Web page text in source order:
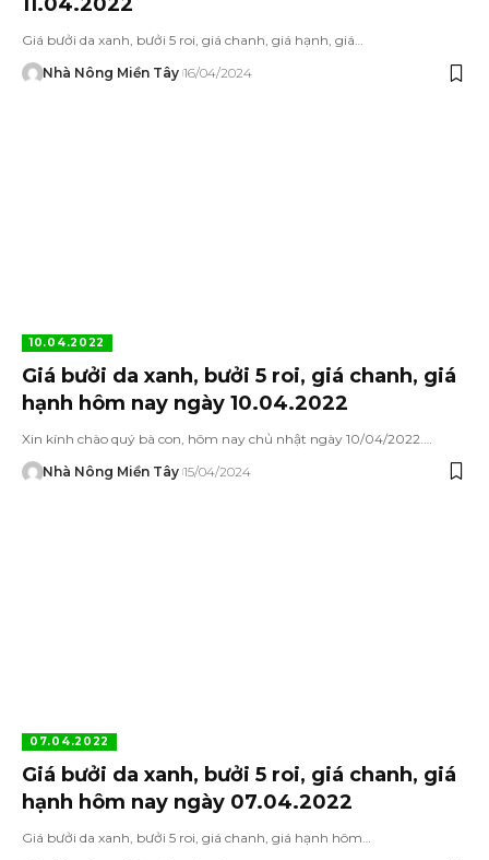
Giá bưởi da xanh, bưởi 5 roi, giá chanh, giá hạnh, giá…
Nhà Nông Miền Tây 16/04/2024
10.04.2022
Giá bưởi da xanh, bưởi 5 roi, giá chanh, giá
hạnh hôm nay ngày 10.04.2022
Xin kính chào quý bà con, hôm nay chủ nhật ngày 10/04/2022.…
Nhà Nông Miền Tây 15/04/2024
07.04.2022
Giá bưởi da xanh, bưởi 5 roi, giá chanh, giá
hạnh hôm nay ngày 07.04.2022
Giá bưởi da xanh, bưởi 5 roi, giá chanh, giá hạnh hôm…